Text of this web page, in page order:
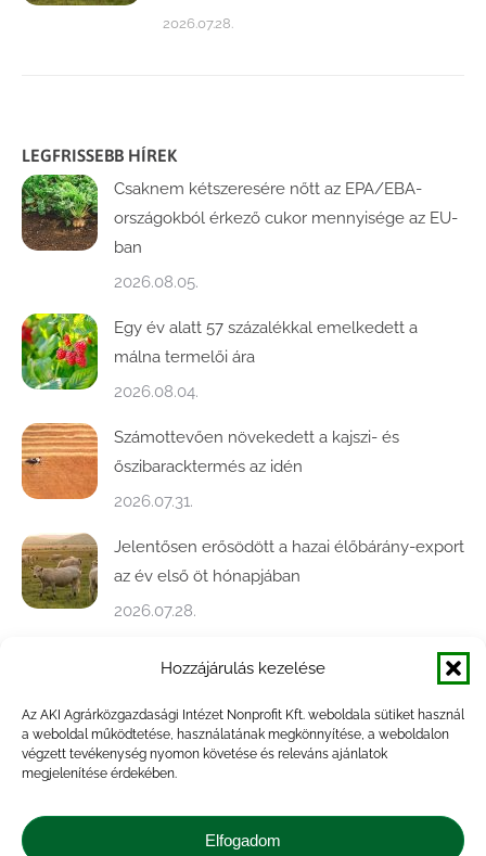
Hozzájárulás kezelése
Az AKI Agrárközgazdasági Intézet Nonprofit Kft. weboldala sütiket használ
a weboldal működtetése, használatának megkönnyítése, a weboldalon
végzett tevékenység nyomon követése és releváns ajánlatok
megjelenítése érdekében.
Elfogadom
2026.07.28.
LEGFRISSEBB HÍREK
Csaknem kétszeresére nőtt az EPA/EBA-
országokból érkező cukor mennyisége az EU-
ban
2026.08.05.
Egy év alatt 57 százalékkal emelkedett a
málna termelői ára
2026.08.04.
Számottevően növekedett a kajszi- és
őszibaracktermés az idén
2026.07.31.
Jelentősen erősödött a hazai élőbárány-export
az év első öt hónapjában
2026.07.28.
Közel ötödével bővült a baromfivágás
2026.07.28.
A végéhez közelít az őszi búza betakarítása